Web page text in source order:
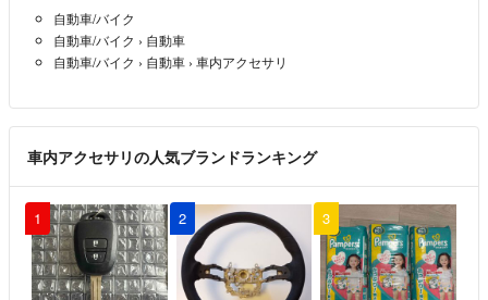
自動車/バイク
自動車/バイク › 自動車
自動車/バイク › 自動車 › 車内アクセサリ
車内アクセサリの人気ブランドランキング
1 2 3